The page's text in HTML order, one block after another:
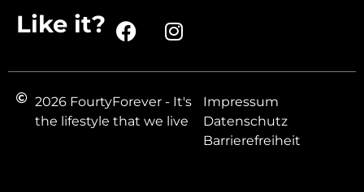
Like it?
2026 FourtyForever - It's
the lifestyle that we live
Impressum
Datenschutz
Barrierefreiheit